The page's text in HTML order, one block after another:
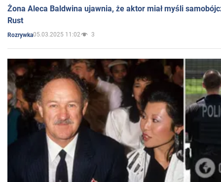
Żona Aleca Baldwina ujawnia, że aktor miał myśli
Rust
Rozrywka05.03.2025 11:02 3